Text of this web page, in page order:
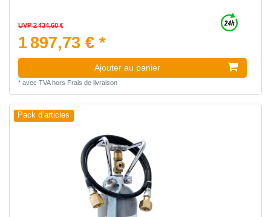
UVP 2 434,60 €
1 897,73 € *
Ajouter au panier
* avec TVAhors Frais de livraison
Pack d’articles